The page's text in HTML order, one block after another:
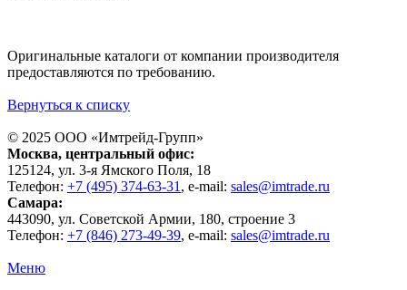
Оригинальные каталоги от компании производителя
предоставляются по требованию.
Вернуться к списку
© 2025 ООО «Имтрейд-Групп»
Москва, центральный офис:
125124, ул. 3-я Ямского Поля, 18
Телефон: +7 (495) 374-63-31 , e-mail: sales@imtrade.ru
Самара:
443090, ул. Советской Армии, 180, строение 3
Телефон: +7 (846) 273-49-39, e-mail: sales@imtrade.ru
Меню